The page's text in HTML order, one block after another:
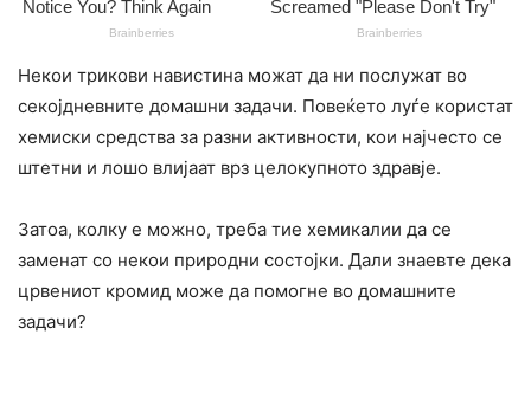
Некои трикови навистина можат да ни послужат во
секојдневните домашни задачи. Повеќето луѓе користат
хемиски средства за разни активности, кои најчесто се
штетни и лошо влијаат врз целокупното здравје.
Затоа, колку е можно, треба тие хемикалии да се
заменат со некои природни состојки. Дали знаевте дека
црвениот кромид може да помогне во домашните
задачи?